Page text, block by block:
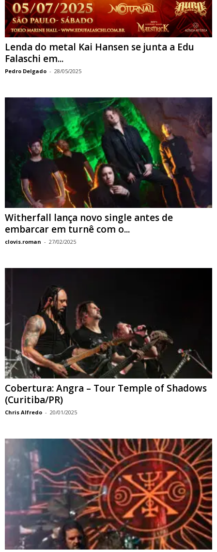
Lenda do metal Kai Hansen se junta a Edu
Falaschi em...
Pedro Delgado - 28/05/2025
Witherfall lança novo single antes de
embarcar em turnê com o...
clovis.roman - 27/02/2025
Cobertura: Angra – Tour Temple of Shadows
(Curitiba/PR)
Chris Alfredo - 20/01/2025